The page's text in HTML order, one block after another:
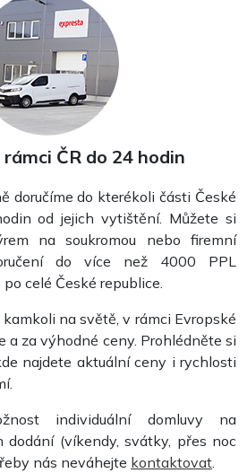
ČR do 24 hodin
doručíme do kterékoli části České
od jejich vytištění. Můžete si
na soukromou nebo firemní
do více než 4000 PPL
celé České republice.
na světě, v rámci Evropské
a za výhodné ceny. Prohlédněte si
najdete aktuální ceny i rychlosti
individuální domluvy na
dodání (víkendy, svátky, přes noc
nás neváhejte kontaktovat.